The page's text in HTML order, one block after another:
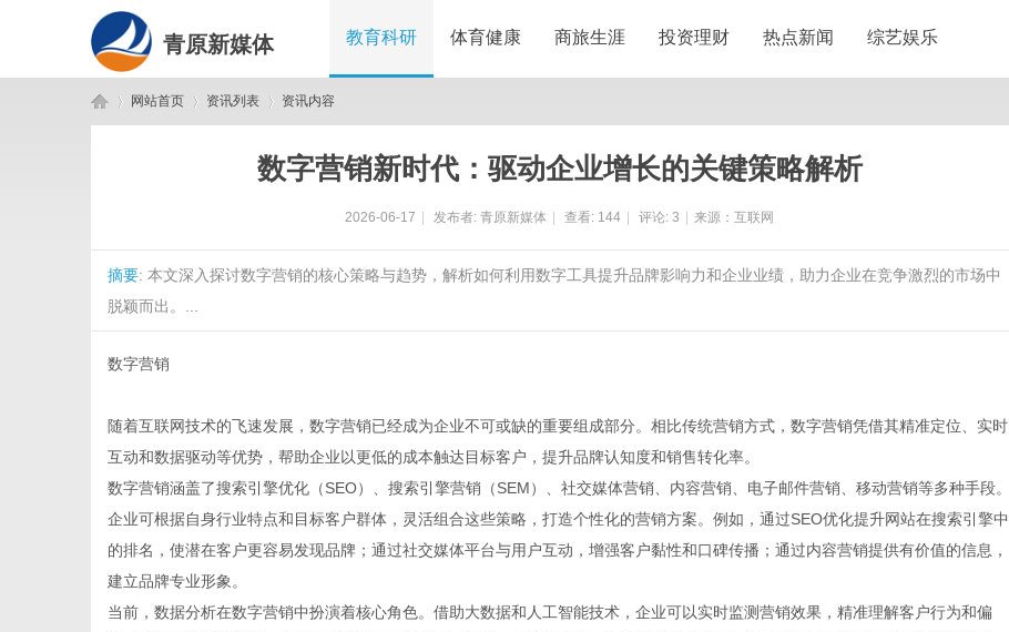
青原新媒体 教育科研 体育健康 商旅生涯 投资理财 热点新闻 综艺娱乐
网站首页 资讯列表 资讯内容
数字营销新时代：驱动企业增长的关键策略解析
2026-06-17 发布者: 青原新媒体 查看: 144 评论: 3 来源：互联网
摘要: 本文深入探讨数字营销的核心策略与趋势，解析如何利用数字工具提升品牌影响力和企业业绩，助力企业在竞争激烈的市场中
脱颖而出。...
数字营销
随着互联网技术的飞速发展，数字营销已经成为企业不可或缺的重要组成部分。相比传统营销方式，数字营销凭借其精准定位、实时
互动和数据驱动等优势，帮助企业以更低的成本触达目标客户，提升品牌认知度和销售转化率。
数字营销涵盖了搜索引擎优化（SEO）、搜索引擎营销（SEM）、社交媒体营销、内容营销、电子邮件营销、移动营销等多种手段。
企业可根据自身行业特点和目标客户群体，灵活组合这些策略，打造个性化的营销方案。例如，通过SEO优化提升网站在搜索引擎中
的排名，使潜在客户更容易发现品牌；通过社交媒体平台与用户互动，增强客户黏性和口碑传播；通过内容营销提供有价值的信息，
建立品牌专业形象。
当前，数据分析在数字营销中扮演着核心角色。借助大数据和人工智能技术，企业可以实时监测营销效果，精准理解客户行为和偏